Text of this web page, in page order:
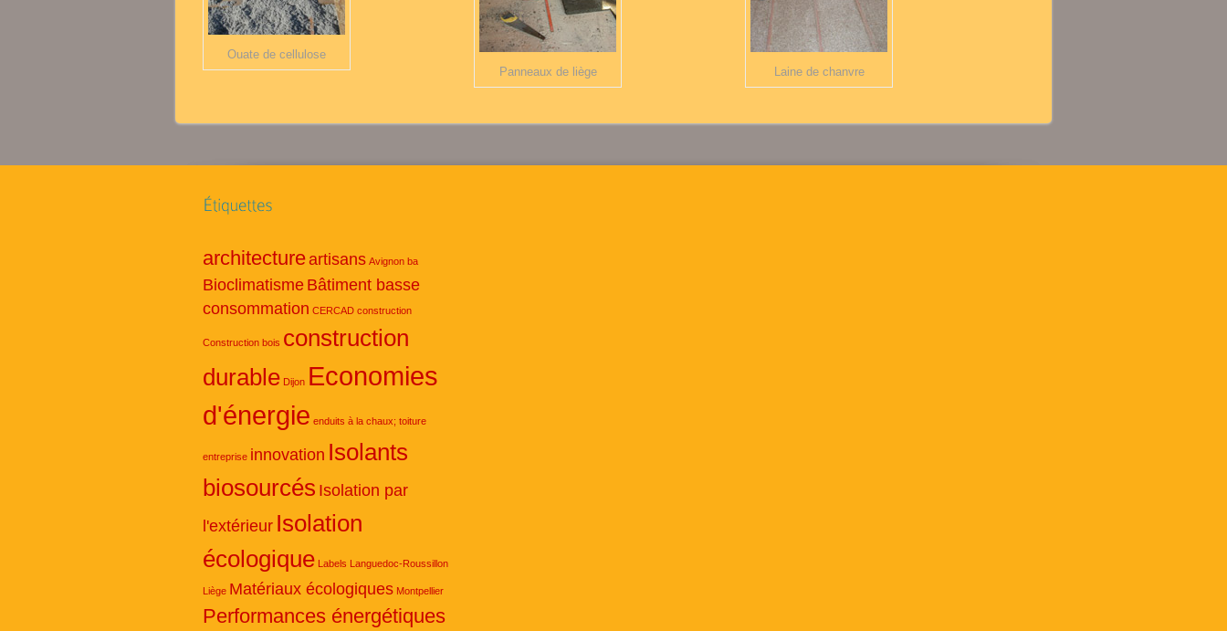
Ouate de cellulose
Panneaux de liège Laine de chanvre
architectureartisans Avignon ba
Bioclimatisme Bâtiment basse
consommation CERCAD construction
Construction bois construction
durable Dijon Economies
d'énergie enduits à la chaux; toiture
entreprise innovation Isolants
biosourcés Isolation par
l'extérieur Isolation
écologique Labels Languedoc-Roussillon
Liège Matériaux écologiques Montpellier
Performances énergétiques